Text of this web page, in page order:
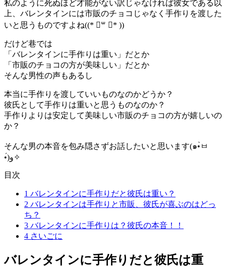
私のように死ぬほど才能がない訳じゃなければ彼女である以
上、バレンタインには市販のチョコじゃなく手作りを渡した
いと思うものですよね((* ॑꒳ ॑* ))
だけど巷では
「バレンタインに手作りは重い」だとか
「市販のチョコの方が美味しい」だとか
そんな男性の声もあるし
本当に手作りを渡していいものなのかどうか？
彼氏として手作りは重いと思うものなのか？
手作りよりは安定して美味しい市販のチョコの方が嬉しいの
か？
そんな男の本音を包み隠さずお話したいと思います(๑•̀ㅂ
•́)و✧
目次
1 バレンタインに手作りだと彼氏は重い？
2 バレンタインは手作りと市販、彼氏が喜ぶのはどっ
ち？
3 バレンタインに手作りは？彼氏の本音！！
4 さいごに
バレンタインに手作りだと彼氏は重